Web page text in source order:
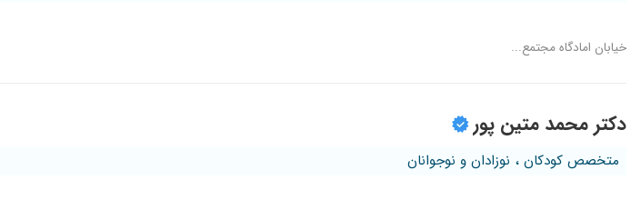
خیابان امادگاه مجتمع...
دکتر محمد متین پور
متخصص کودکان ، نوزادان و نوجوانان